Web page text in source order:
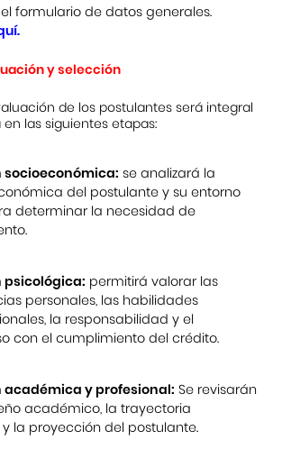
formulario de datos generales.
y selección
de los postulantes será integral
las siguientes etapas:
socioeconómica: se analizará la
del postulante y su entorno
determinar la necesidad de
psicológica: permitirá valorar las
personales, las habilidades
la responsabilidad y el
con el cumplimiento del crédito.
académica y profesional: Se revisarán
académico, la trayectoria
la proyección del postulante.